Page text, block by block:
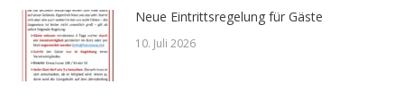
Neue Eintrittsregelung für Gäste
10. Juli 2026